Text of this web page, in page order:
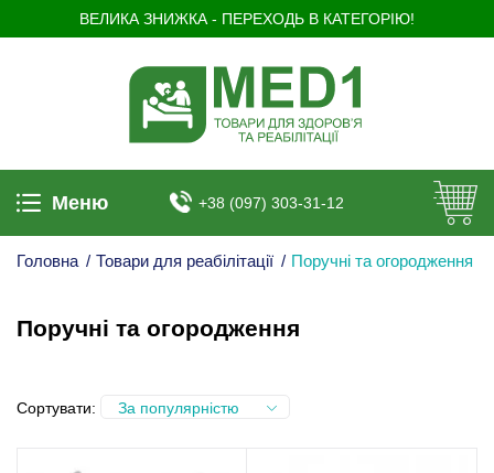
ВЕЛИКА ЗНИЖКА - ПЕРЕХОДЬ В КАТЕГОРІЮ!
Меню +38 (097) 303-31-12
Головна / Товари для реабілітації / Поручні та огородження
Поручні та огородження
Сортувати: За популярністю